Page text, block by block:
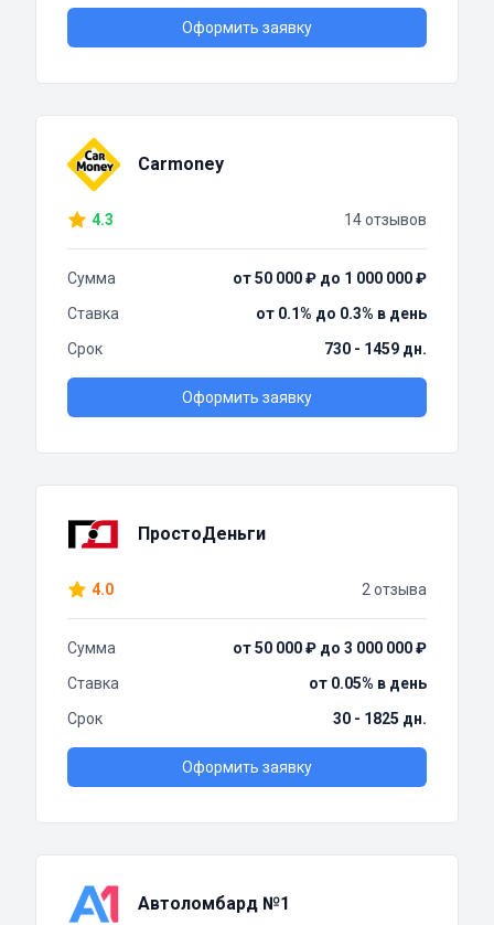
Оформить заявку
Carmoney
4.3 14 отзывов
Сумма
от 50 000 ₽ до 1 000 000 ₽
Ставка
от 0.1% до 0.3% в день
Срок
730 - 1459 дн.
Оформить заявку
ПростоДеньги
4.0 2 отзыва
Сумма
от 50 000 ₽ до 3 000 000 ₽
Ставка
от 0.05% в день
Срок
30 - 1825 дн.
Оформить заявку
Автоломбард №1